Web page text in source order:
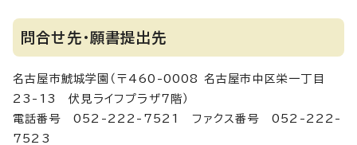
問合せ先・願書提出先
名古屋市鯱城学園（〒460-0008 名古屋市中区栄一丁目
23-13 伏見ライフプラザ7階）
電話番号 052-222-7521 ファクス番号 052-222-
7523